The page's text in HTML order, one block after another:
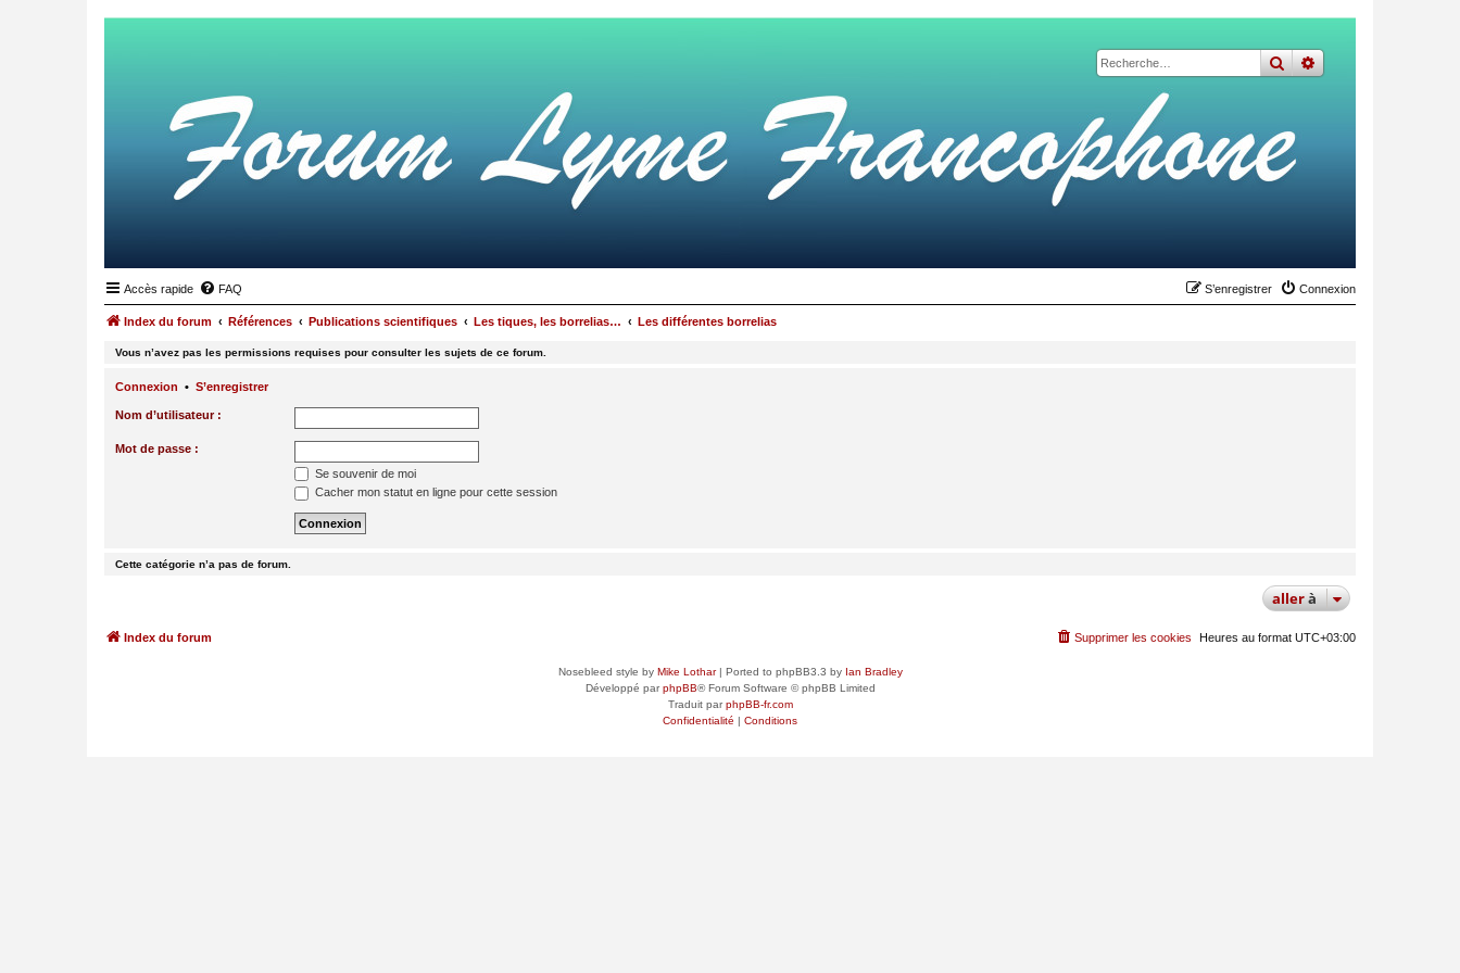
rechercher
recherche
Accès rapide FAQ Connexion
S’enregistrer
Index du forum Références Publications scientifiques Les tiques, les borrelias… Les différentes borrelias
Vous n’avez pas les permissions requises pour consulter les sujets de ce forum.
Connexion • S’enregistrer
Nom d’utilisateur :
Mot de passe :
Se souvenir de moi
Cacher mon statut en ligne pour cette session
Cette catégorie n’a pas de forum.
allerà
Index du forum Heures au format UTC+03:00
Supprimer les cookies
Nosebleed style by Mike Lothar| Ported to phpBB3.3 by Ian Bradley
Développé parphpBB® Forum Software © phpBB Limited
Traduit parphpBB-fr.com
Confidentialité | Conditions